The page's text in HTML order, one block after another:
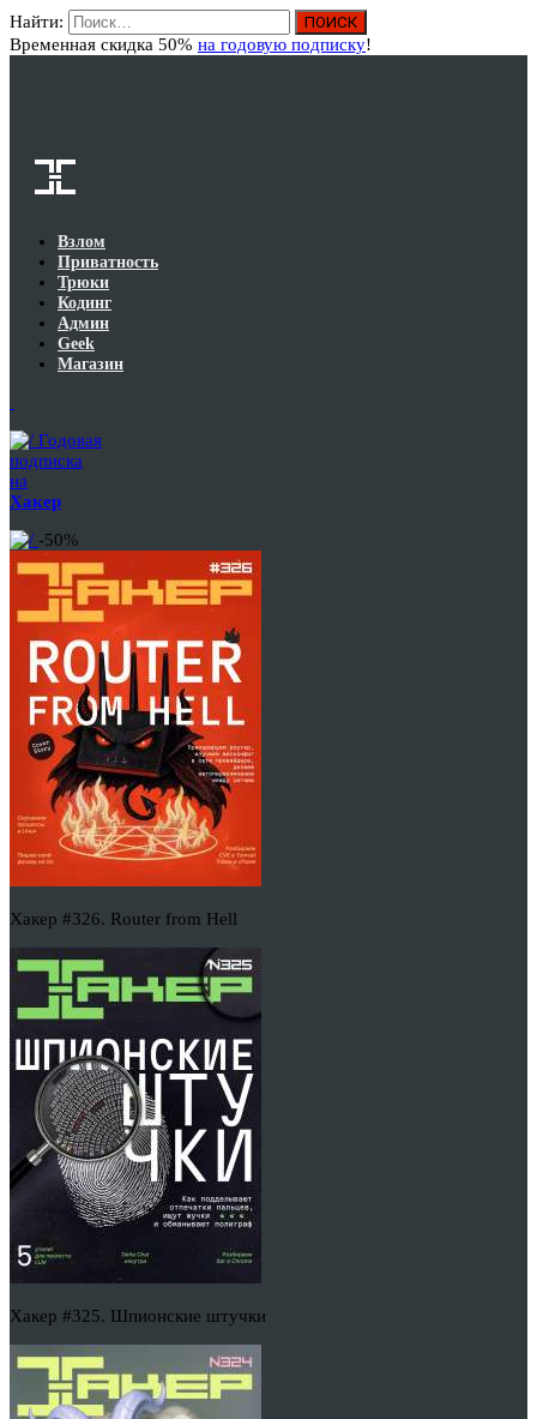
Найти:
Временная скидка 50% на годовую подписку!
Взлом
Приватность
Трюки
Кодинг
Админ
Geek
Магазин
Годовая
подписка
на
Хакер
-50%
Хакер #326. Router from Hell
Хакер #325. Шпионские штучки